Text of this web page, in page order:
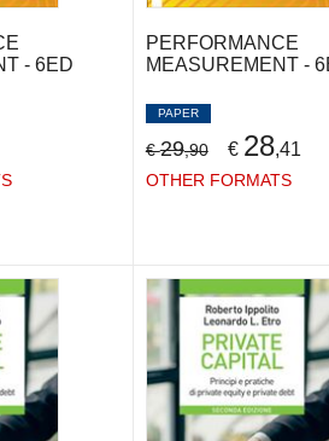
- 6ED
PERFORMANCE
MEASUREMENT -
PAPER
€29,90 € 28,41
OTHER FORMATS